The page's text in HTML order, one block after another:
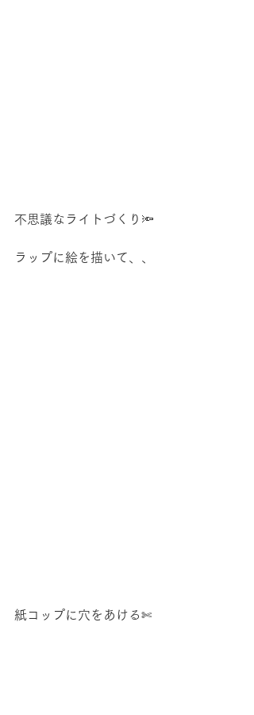
不思議なライトづくり🔦
ラップに絵を描いて、、
紙コップに穴をあける✄